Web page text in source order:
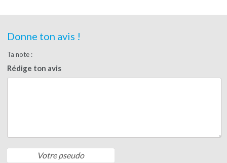
Donne ton avis !
Ta note :
Rédige ton avis